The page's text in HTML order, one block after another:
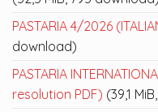
PASTARIA 4/2026
download)
PASTARIA
resolution PDF) (39,1